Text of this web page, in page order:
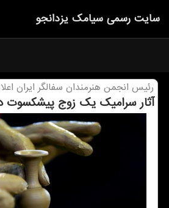
سایت رسمی سیامك یزدانجو
رئیس انجمن هنرمندان سفالگر ایران
آثار سرامیك یك زوج پیشكسوت